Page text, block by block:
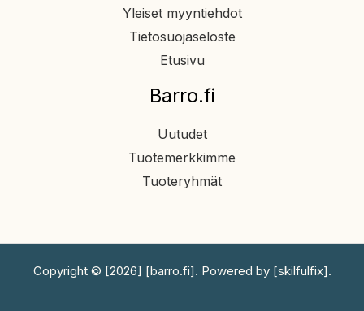
Yleiset myyntiehdot
Tietosuojaseloste
Etusivu
Barro.fi
Uutudet
Tuotemerkkimme
Tuoteryhmät
Copyright © [2026] [barro.fi]. Powered by [skilfulfix].